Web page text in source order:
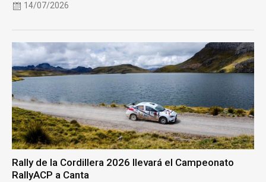
14/07/2026
Rally de la Cordillera 2026 llevará el Campeonato
RallyACP a Canta